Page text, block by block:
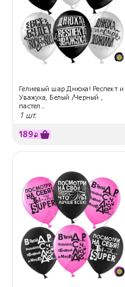
Гелиевый шар Днюха! Респект и
Уважуха, Белый /Черный ,
пастел...
1 шт.
189₽